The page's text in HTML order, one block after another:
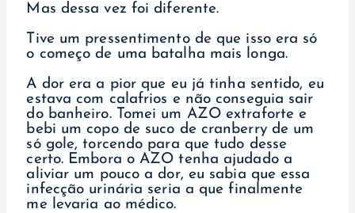
Mas dessa vez foi diferente.
Tive um pressentimento de que isso era só
o começo de uma batalha mais longa.
A dor era a pior que eu já tinha sentido, eu
estava com calafrios e não conseguia sair
do banheiro. Tomei um AZO extraforte e
bebi um copo de suco de cranberry de um
só gole, torcendo para que tudo desse
certo. Embora o AZO tenha ajudado a
aliviar um pouco a dor, eu sabia que essa
infecção urinária seria a que finalmente
me levaria ao médico.